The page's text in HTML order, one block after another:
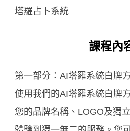
塔羅占卜系統
課程內
第一部分：AI塔羅系統白牌
使用我們的AI塔羅系統白牌
您的品牌名稱、LOGO及獨